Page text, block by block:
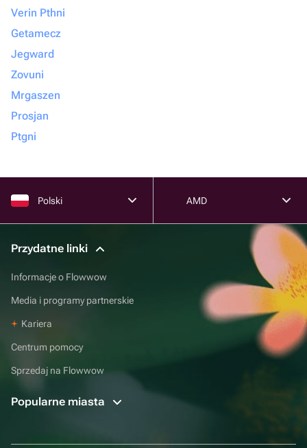
Verin Pthni
Getamecz
Jegward
Zovuni
Mrgaszen
Prosjan
Ptgni
Polski AMD
Przydatne linki
Informacje o Flowwow
Media i programy partnerskie
Kariera
Centrum pomocy
Sprzedaj na Flowwow
Popularne miasta